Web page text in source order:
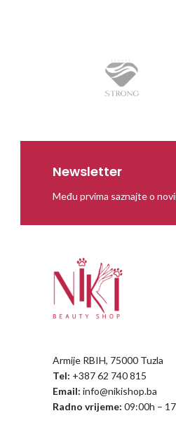
Newsletter
Među prvima saznajte o
Armije RBIH, 75000 Tuzla
Tel: +387 62 740 815
Email: info@nikishop.ba
Radno vrijeme: 09:00h –